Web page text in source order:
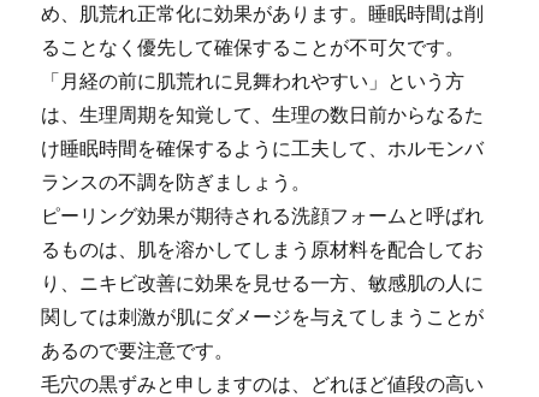
め、肌荒れ正常化に効果があります。睡眠時間は削
ることなく優先して確保することが不可欠です。
「月経の前に肌荒れに見舞われやすい」という方
は、生理周期を知覚して、生理の数日前からなるた
け睡眠時間を確保するように工夫して、ホルモンバ
ランスの不調を防ぎましょう。
ピーリング効果が期待される洗顔フォームと呼ばれ
るものは、肌を溶かしてしまう原材料を配合してお
り、ニキビ改善に効果を見せる一方、敏感肌の人に
関しては刺激が肌にダメージを与えてしまうことが
あるので要注意です。
毛穴の黒ずみと申しますのは、どれほど値段の高い